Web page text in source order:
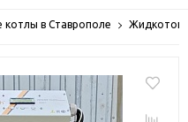
в Ставрополе